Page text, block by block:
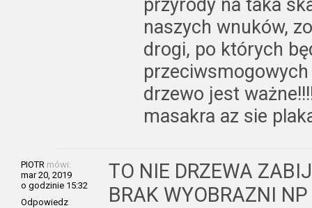
przyrody na taka
naszych wnuków,
drogi, po których
drzewo jest
masakra az sie
PIOTR mówi:
mar 20, 2019
o godzinie 15:32
Odpowiedz
TO NIE DRZEWA
BRAK WYOBRAZNI